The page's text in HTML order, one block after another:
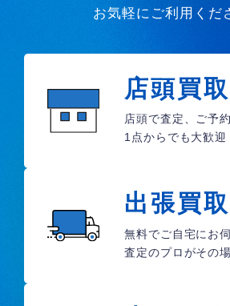
お気軽にご利用くだ
店頭買取
店頭で査定、ご予
1点からでも大歓迎
出張買取
無料でご自宅にお伺
査定のプロがその